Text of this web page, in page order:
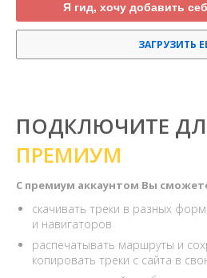
Я гид, хочу добавить
ЗАГРУЗИТЬ
ПОДКЛЮЧИТЕ
ПРЕМИУМ
С премиум аккаунтом Вы
скачивать треки в разных
и навигаторов
распечатывать маршруты и
копировать треки с сайта в